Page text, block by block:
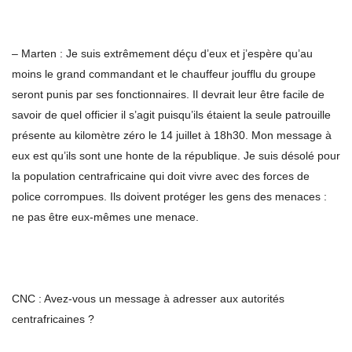
– Marten : Je suis extrêmement déçu d’eux et j’espère qu’au
moins le grand commandant et le chauffeur joufflu du groupe
seront punis par ses fonctionnaires. Il devrait leur être facile de
savoir de quel officier il s’agit puisqu’ils étaient la seule patrouille
présente au kilomètre zéro le 14 juillet à 18h30. Mon message à
eux est qu’ils sont une honte de la république. Je suis désolé pour
la population centrafricaine qui doit vivre avec des forces de
police corrompues. Ils doivent protéger les gens des menaces :
ne pas être eux-mêmes une menace.
CNC : Avez-vous un message à adresser aux autorités
centrafricaines ?